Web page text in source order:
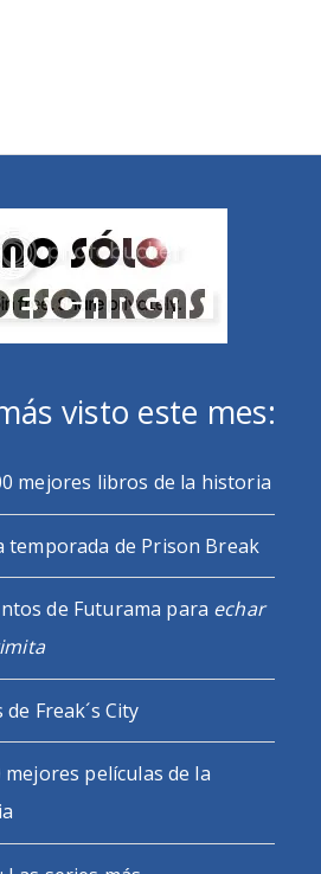
visto este mes:
mejores libros de la historia
temporada de Prison Break
de Futurama para echar
Freak´s City
mejores películas de la